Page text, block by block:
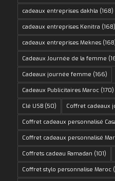
cadeaux entreprises dakhla (168)
cadeaux entreprises Kenitra (168)
cadeaux entreprises Meknes
Cadeaux Journée de la femme
Cadeaux journée femme (166)
Cadeaux Publicitaires Maroc(170)
Clé USB(50) Coffret cadeaux
Coffret cadeaux personnalisé
Coffret cadeaux personnalisé
Coffrets cadeau Ramadan (101)
Coffret stylo personnalise Maroc